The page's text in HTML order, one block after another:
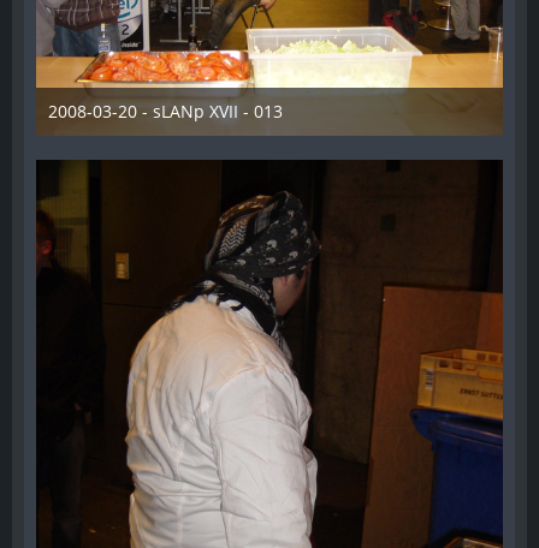
2008-03-20 - sLANp XVII - 013
28. Dezember 2012